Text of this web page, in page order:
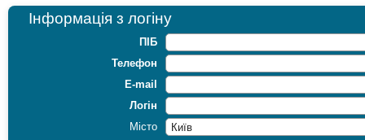
Інформація з логіну
ПІБ
Телефон
E-mail
Логін
Місто